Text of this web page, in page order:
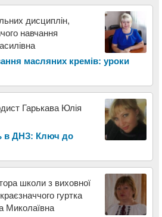
дисциплін,
навчання
масляних кремів: уроки
Гарькава Юлія
в ДНЗ: Ключ до
школи з виховної
гуртка
Миколаївна